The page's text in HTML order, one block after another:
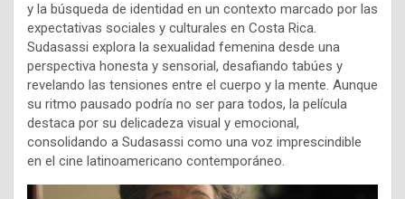
y la búsqueda de identidad en un contexto marcado por las
expectativas sociales y culturales en Costa Rica.
Sudasassi explora la sexualidad femenina desde una
perspectiva honesta y sensorial, desafiando tabúes y
revelando las tensiones entre el cuerpo y la mente. Aunque
su ritmo pausado podría no ser para todos, la película
destaca por su delicadeza visual y emocional,
consolidando a Sudasassi como una voz imprescindible
en el cine latinoamericano contemporáneo.